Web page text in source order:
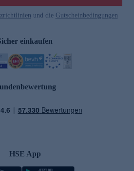
und die Gutscheinbedingungen
einkaufen
HSE App